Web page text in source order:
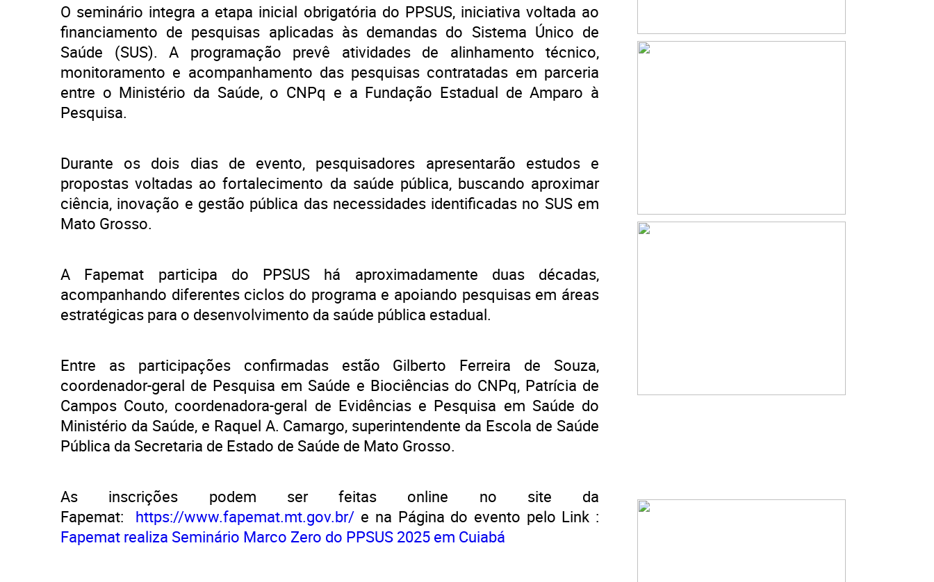
O seminário integra a etapa inicial obrigatória do PPSUS, iniciativa voltada ao
financiamento de pesquisas aplicadas às demandas do Sistema Único de
Saúde (SUS). A programação prevê atividades de alinhamento técnico,
monitoramento e acompanhamento das pesquisas contratadas em parceria
entre o Ministério da Saúde, o CNPq e a Fundação Estadual de Amparo à
Pesquisa.
Durante os dois dias de evento, pesquisadores apresentarão estudos e
propostas voltadas ao fortalecimento da saúde pública, buscando aproximar
ciência, inovação e gestão pública das necessidades identificadas no SUS em
Mato Grosso.
A Fapemat participa do PPSUS há aproximadamente duas décadas,
acompanhando diferentes ciclos do programa e apoiando pesquisas em áreas
estratégicas para o desenvolvimento da saúde pública estadual.
Entre as participações confirmadas estão Gilberto Ferreira de Souza,
coordenador-geral de Pesquisa em Saúde e Biociências do CNPq, Patrícia de
Campos Couto, coordenadora-geral de Evidências e Pesquisa em Saúde do
Ministério da Saúde, e Raquel A. Camargo, superintendente da Escola de Saúde
Pública da Secretaria de Estado de Saúde de Mato Grosso.
As inscrições podem ser feitas online no site da
Fapemat: https://www.fapemat.mt.gov.br/ e na Página do evento pelo Link :
Fapemat realiza Seminário Marco Zero do PPSUS 2025 em Cuiabá